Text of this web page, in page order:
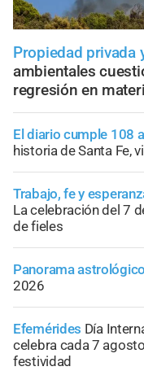
Propiedad privada
ambientales
regresión en
El diario cumple 108
historia de Santa Fe,
Trabajo, fe y
La celebración del 7
de fieles
Panorama astrológico
2026
Efemérides Día
celebra cada 7
festividad